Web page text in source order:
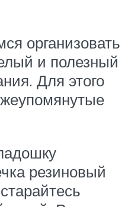
организовать
и полезный
Для этого
резиновый